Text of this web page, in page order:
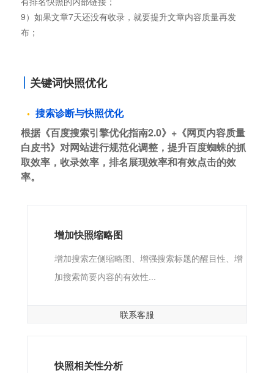
9）如果文章7天还没有收录，就要提升文章内容质量再发
布；
关键词快照优化
搜索诊断与快照优化
根据《百度搜索引擎优化指南2.0》+《网页内容质量
白皮书》对网站进行规范化调整，提升百度蜘蛛的抓
取效率，收录效率，排名展现效率和有效点击的效
率。
增加快照缩略图
增加搜索左侧缩略图、增强搜索标题的醒目性、增
加搜索简要内容的有效性...
联系客服
快照相关性分析